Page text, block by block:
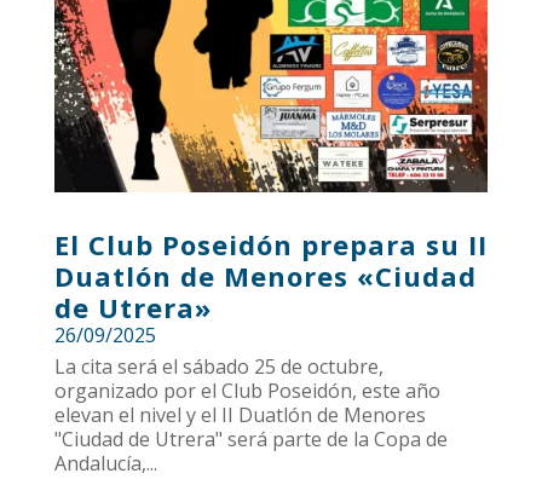
El Club Poseidón prepara su II
Duatlón de Menores «Ciudad
de Utrera»
26/09/2025
La cita será el sábado 25 de octubre,
organizado por el Club Poseidón, este año
elevan el nivel y el II Duatlón de Menores
"Ciudad de Utrera" será parte de la Copa de
Andalucía,...